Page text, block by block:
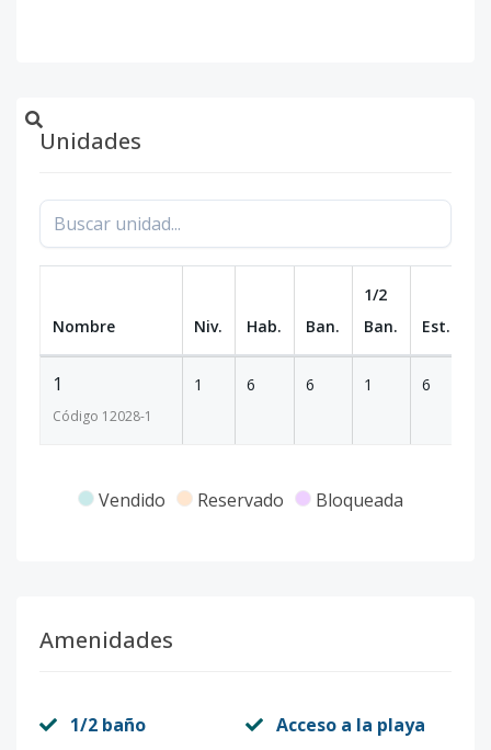
Unidades
Nombre Niv. Hab. Ban.
1/2
Ban.
Est.
1
Código 12028-1
1 6 6 1 6
Vendido Reservado Bloqueada
Amenidades
1/2 baño Acceso a la playa